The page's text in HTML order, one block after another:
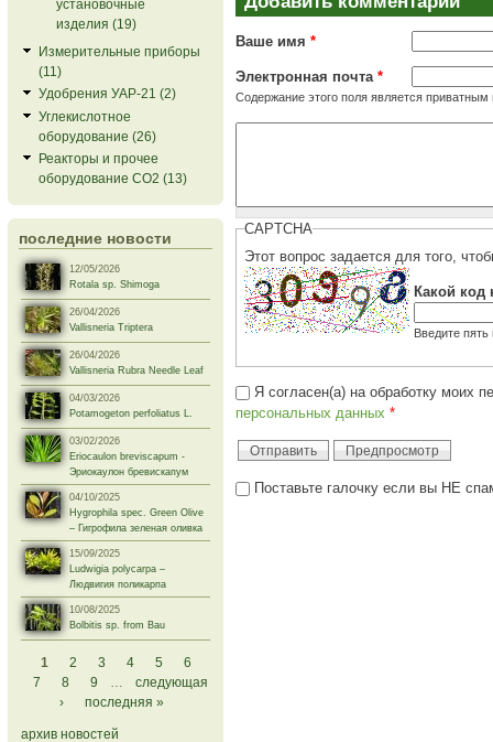
установочные
изделия (19)
Измерительные приборы
(11)
Удобрения УАР-21 (2)
Углекислотное
оборудование (26)
Реакторы и прочее
оборудование СО2 (13)
последние новости
12/05/2026
Rotala sp. Shimoga
26/04/2026
Vallisneria Triptera
26/04/2026
Vallisneria Rubra Needle Leaf
04/03/2026
Potamogeton perfoliatus L.
03/02/2026
Eriocaulon breviscapum -
Эриокаулон бревискапум
04/10/2025
Hygrophila spec. Green Olive
– Гигрофила зеленая оливка
15/09/2025
Ludwigia polycarpa –
Людвигия поликарпа
10/08/2025
Bolbitis sp. from Bau
Страницы
1 2 3 4 5
6
7
8 9
следующая
›
последняя »
архив новостей
Ваше имя*
Электронная почта*
Содержание этого поля является приватным
CAPTCHA
Какой код
Введите
Я согласен(а) на обработку моих
персональных данных *
Поставьте галочку если вы НЕ